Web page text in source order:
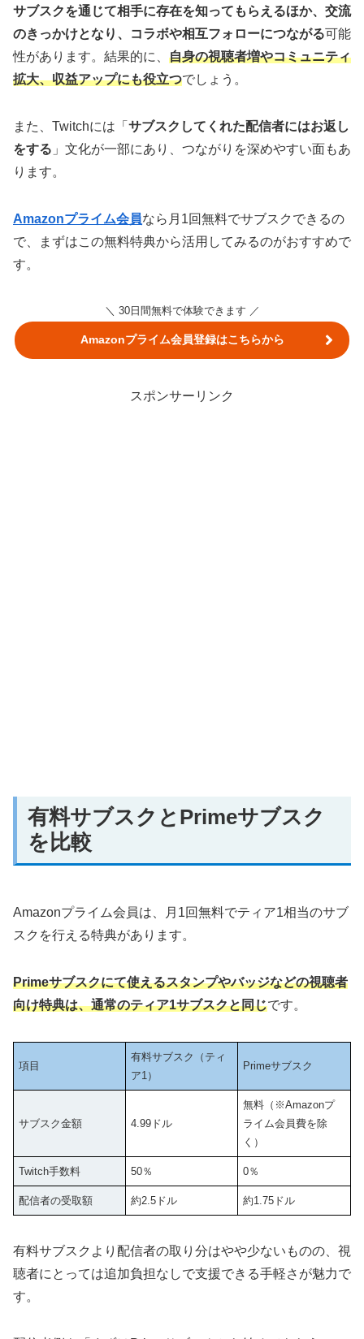
サブスクを通じて相手に存在を知ってもらえるほか、交流
のきっかけとなり、コラボや相互フォローにつながる可能
性があります。結果的に、 自身の視聴者増やコミュニティ
拡大、収益アップにも役立つでしょう。
また、Twitchには「 サブスクしてくれた配信者にはお返し
をする 」文化が一部にあり、つながりを深めやすい面もあ
ります。
Amazonプライム会員なら月1回無料でサブスクできるの
で、まずはこの無料特典から活用してみるのがおすすめで
す。
＼ 30日間無料で体験できます ／
Amazonプライム会員登録はこちらから
スポンサーリンク
有料サブスクとPrimeサブスク
を比較
Amazonプライム会員は、月1回無料でティア1相当のサブ
スクを行える特典があります。
Primeサブスクにて使えるスタンプやバッジなどの視聴者
向け特典は、通常のティア1サブスクと同じです。
項目
有料サブスク（ティ
ア1）
Primeサブスク
サブスク金額 4.99ドル
無料（※Amazonプ
ライム会員費を除
く）
Twitch手数料 50％ 0％
配信者の受取額 約2.5ドル 約1.75ドル
有料サブスクより配信者の取り分はやや少ないものの、視
聴者にとっては追加負担なしで支援できる手軽さが魅力で
す。